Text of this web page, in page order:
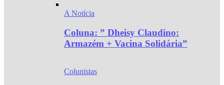
A Notícia
Coluna: ” Dheisy Claudino:
Armazém + Vacina Solidária”
Colunistas